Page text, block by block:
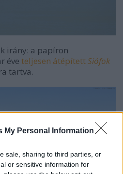
My Personal Information
sale, sharing to third parties, or
or sensitive information for
irány: a papíron
éve teljesen átépítettSiófok
tartva.